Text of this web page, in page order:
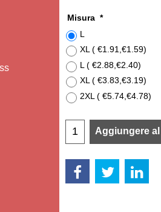
Misura *
L
XL( €1.91,€1.59)
L ( €2.88 €2.40)
XL( €3.83,€3.19)
2XL ( €5.74 €4.78)
Aggiungere